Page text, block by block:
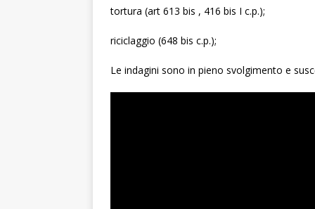
tortura (art 613 bis , 416 bis I c.p.);
riciclaggio (648 bis c.p.);
Le indagini sono in pieno svolgimento e